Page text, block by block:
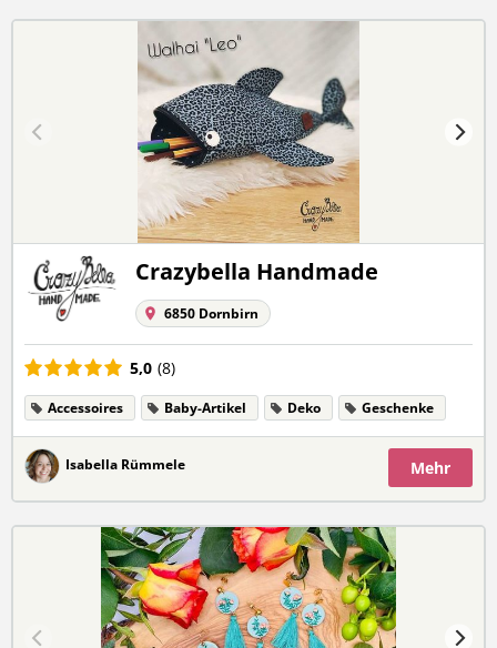
Crazybella Handmade
6850 Dornbirn
5,0 (8)
Accessoires Baby-Artikel Deko Geschenke
Isabella Rümmele Mehr